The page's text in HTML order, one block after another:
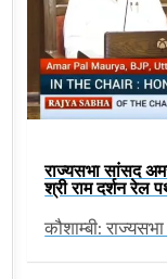
राज्यसभा सांसद
श्री राम दर्शन रेल
कौशाम्बी: